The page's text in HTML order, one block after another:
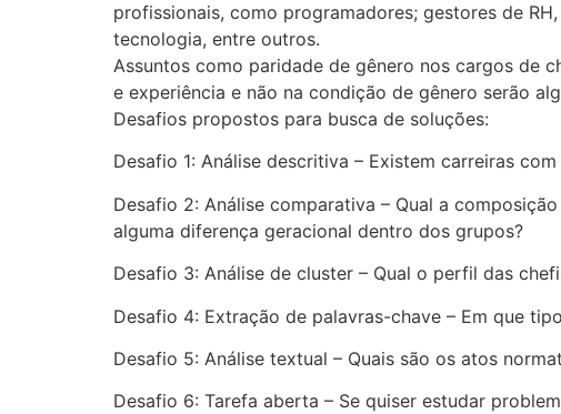
profissionais, como programadores; gestores de
tecnologia, entre outros.
Assuntos como paridade de gênero nos cargos de
e experiência e não na condição de gênero serão
Desafios propostos para busca de soluções:
Desafio 1: Análise descritiva – Existem carreiras
Desafio 2: Análise comparativa – Qual a
alguma diferença geracional dentro dos grupos?
Desafio 3: Análise de cluster – Qual o perfil das
Desafio 4: Extração de palavras-chave – Em que
Desafio 5: Análise textual – Quais são os atos
Desafio 6: Tarefa aberta – Se quiser estudar